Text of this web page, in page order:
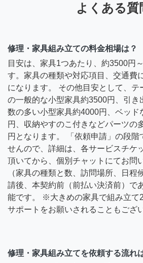
よくある質
修理・家具組み立ての料金相場は？
目安は、家具1つあたり、約3500円
す。家具の種類や対応項目、交通費
になります。 その他目安として、テ
の一般的な小型家具約3500円、引き
数の多い小型家具約4000円、ベッド
円、収納やすのこ付きなどパーツの
円となります。 「依頼申請」の段階
せんので、詳細は、各サービスチケ
頂いてから、個別チャットにてお問
（家具の種類と数、訪問場所、日
請後、本契約前（前払い決済前）で
能です。 ※大きめの家具で組み立て
サポートをお願いされることもござ
修理・家具組み立てを依頼する流れ